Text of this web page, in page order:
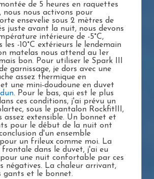
de 5 heures en raquettes
nous nous activons pour
ensevelie sous 2 mètres de
juste avant la nuit, nous devons
intérieure de -5°C,
les -10°C extérieurs le lendemain
matelas nous attend au 1er
bon. Pour utiliser le Spark III
garnissage, je dors avec une
assez thermique en
une mini-doudoune en duvet
. Pour le bas, qui est le plus
ces conditions, j'ai prévu un
sous le pantalon RockfitIII,
assez extensible. Un bonnet et
pour le début de la nuit ont
d'un ensemble
un frileux comme moi. La
dans le duvet, j'ai eu
pour une nuit confortable par ces
négatives. La chaleur arrivant,
gants et le bonnet.